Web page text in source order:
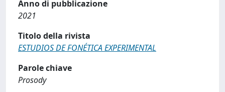
Anno di pubblicazione
2021
Titolo della rivista
ESTUDIOS DE FONÉTICA EXPERIMENTAL
Parole chiave
Prosody